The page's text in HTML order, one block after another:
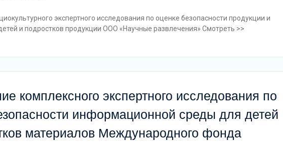
экспертного исследования по оценке безопасности продукции и
и подростков продукции ООО «Научные развлечения» Смотреть >>
комплексного экспертного исследования по
информационной среды для детей
материалов Международного фонда